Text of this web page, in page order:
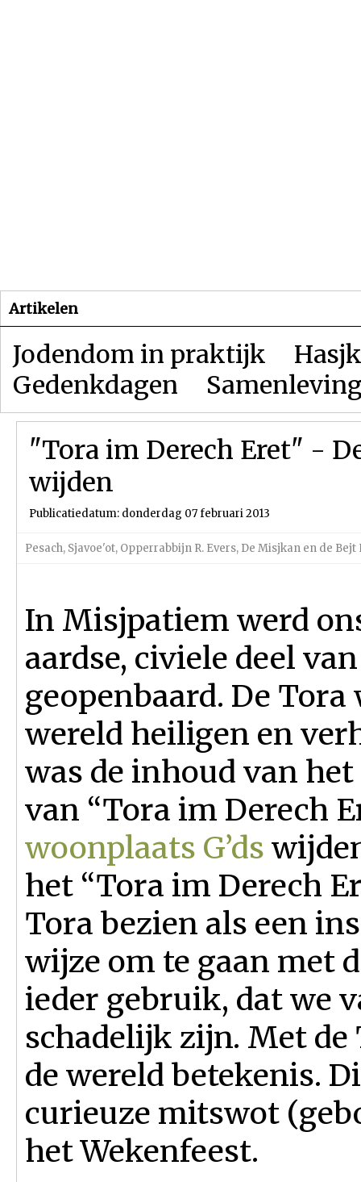
Artikelen
Jodendom in praktijk
Gedenkdagen
"Tora im Derech Eret" -
wijden
Publicatiedatum: donderdag 07 februari 2013
Pesach, Sjavoe'ot, Opperrabbijn R. Evers, De Misjkan en de
In Misjpatiem werd
aardse, civiele deel
geopenbaard. De Tora
wereld heiligen en
was de inhoud van
van “Tora im Derech
woonplaats G’ds
het “Tora im Derech
Tora bezien als een
wijze om te gaan met
ieder gebruik, dat we
schadelijk zijn. Met
de wereld betekenis.
curieuze mitswot
het Wekenfeest.